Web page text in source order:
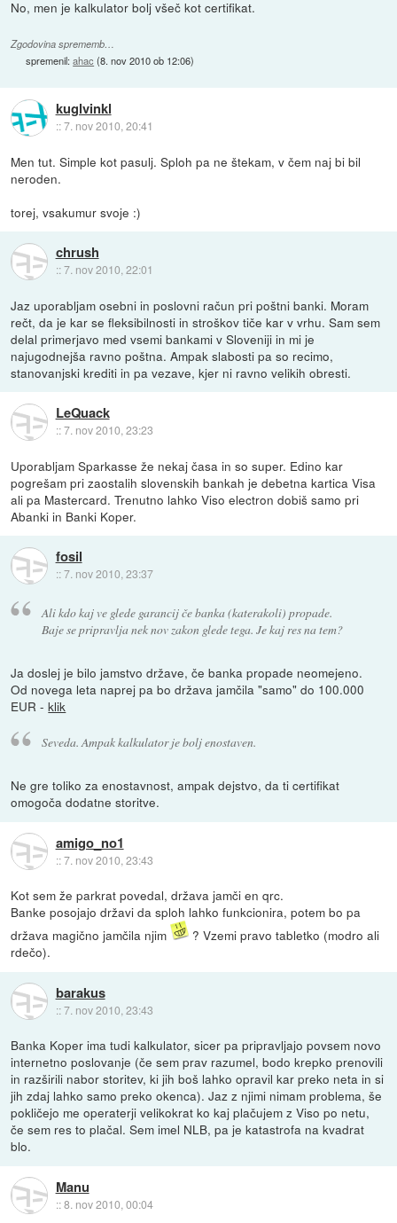
No, men je kalkulator bolj všeč kot certifikat.
Zgodovina sprememb…
spremenil:ahac (8. nov 2010 ob 12:06)
kuglvinkl
::7. nov 2010, 20:41
Men tut. Simple kot pasulj. Sploh pa ne štekam, v čem naj bi bil
neroden.
torej, vsakumur svoje :)
chrush
::7. nov 2010, 22:01
Jaz uporabljam osebni in poslovni račun pri poštni banki. Moram
rečt, da je kar se fleksibilnosti in stroškov tiče kar v vrhu. Sam sem
delal primerjavo med vsemi bankami v Sloveniji in mi je
najugodnejša ravno poštna. Ampak slabosti pa so recimo,
stanovanjski krediti in pa vezave, kjer ni ravno velikih obresti.
LeQuack
::7. nov 2010, 23:23
Uporabljam Sparkasse že nekaj časa in so super. Edino kar
pogrešam pri zaostalih slovenskih bankah je debetna kartica Visa
ali pa Mastercard. Trenutno lahko Viso electron dobiš samo pri
Abanki in Banki Koper.
fosil
::7. nov 2010, 23:37
Ali kdo kaj ve glede garancij če banka (katerakoli) propade.
Baje se pripravlja nek nov zakon glede tega. Je kaj res na tem?
Ja doslej je bilo jamstvo države, če banka propade neomejeno.
Od novega leta naprej pa bo država jamčila "samo" do 100.000
EUR -klik
Seveda. Ampak kalkulator je bolj enostaven.
Ne gre toliko za enostavnost, ampak dejstvo, da ti certifikat
omogoča dodatne storitve.
amigo_no1
::7. nov 2010, 23:43
Kot sem že parkrat povedal, država jamči en qrc.
Banke posojajo državi da sploh lahko funkcionira, potem bo pa
država magično jamčila njim
? Vzemi pravo tabletko (modro ali
rdečo).
barakus
::7. nov 2010, 23:43
Banka Koper ima tudi kalkulator, sicer pa pripravljajo povsem novo
internetno poslovanje (če sem prav razumel, bodo krepko prenovili
in razširili nabor storitev, ki jih boš lahko opravil kar preko neta in si
jih zdaj lahko samo preko okenca). Jaz z njimi nimam problema, še
pokličejo me operaterji velikokrat ko kaj plačujem z Viso po netu,
če sem res to plačal. Sem imel NLB, pa je katastrofa na kvadrat
blo.
Manu
::8. nov 2010, 00:04